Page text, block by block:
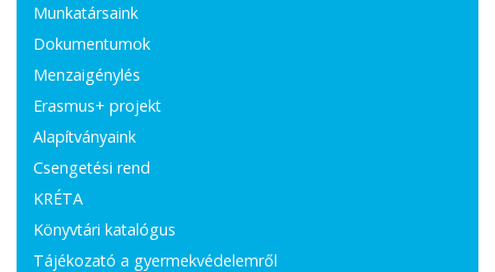
Munkatársaink
Dokumentumok
Menzaigénylés
Erasmus+ projekt
Alapítványaink
Csengetési rend
KRÉTA
Könyvtári katalógus
Tájékozató a gyermekvédelemről